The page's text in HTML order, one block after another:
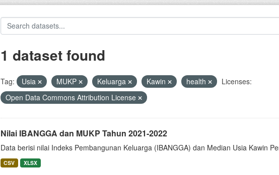
1 dataset found
Tag: Usia MUKP Keluarga Kawin health
Licenses:
Open Data Commons Attribution License
Nilai IBANGGA dan MUKP Tahun 2021-2022
Data berisi nilai Indeks Pembangunan Keluarga (IBANGGA) dan Median Usia Kawin
CSV XLSX